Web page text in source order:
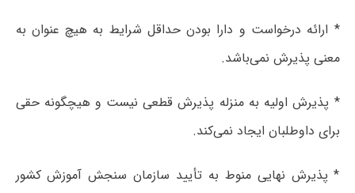
* ارائه درخواست و دارا بودن حداقل شرایط به هیچ عنوان به
معنی پذیرش نمی‌باشد.
* پذیرش اولیه به منزله پذیرش قطعی نیست و هیچگونه حقی
برای داوطلبان ایجاد نمی‌کند.
* پذیرش نهایی منوط به تأیید سازمان سنجش آموزش کشور